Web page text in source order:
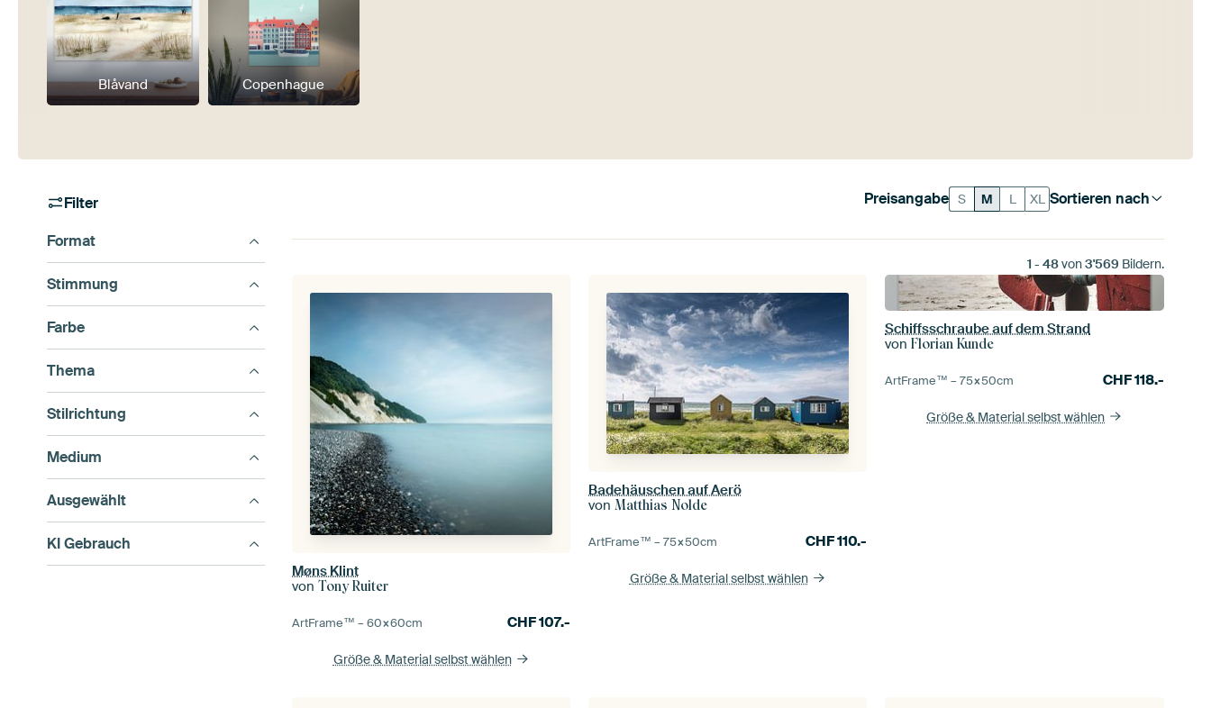
Blåvand Copenhague
Filter
Format
Stimmung
Farbe
Thema
Stilrichtung
Medium
Ausgewählt
KI Gebrauch
Sortieren nach
Preisangabe S M L XL
1 - 48von3'569 Bildern.
Møns Klint
vonTony Ruiter
ArtFrame™ –60×60cm CHF107.-
Größe & Material selbst wählen
Badehäuschen auf Aerö
vonMatthias Nolde
ArtFrame™ –75×50cm CHF110.-
Größe & Material selbst wählen
Schiffsschraube auf dem Strand
vonFlorian Kunde
ArtFrame™ –75×50cm CHF118.-
Größe & Material selbst wählen